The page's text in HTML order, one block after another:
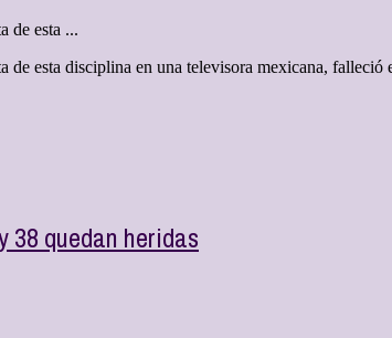
de esta ...
esta disciplina en una televisora mexicana, falleció
38 quedan heridas